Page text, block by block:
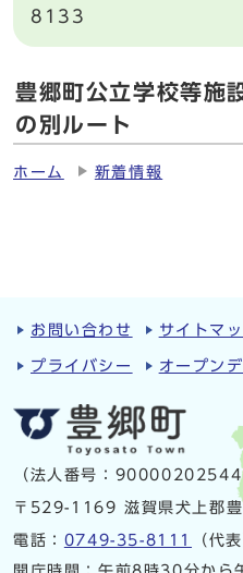
8133
豊郷町公立学校等施
の別ルート
ホーム 新着情報
お問い合わせ サイトマ
プライバシー オープン
（法人番号：
〒529-1169 滋賀県犬上郡
電話： 0749-35-8111
（代表